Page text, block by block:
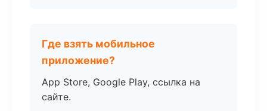
Где взять мобильное
приложение?
App Store, Google Play, ссылка на
сайте.